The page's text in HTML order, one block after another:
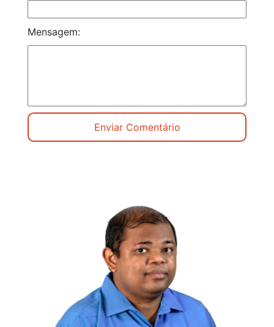
Mensagem: